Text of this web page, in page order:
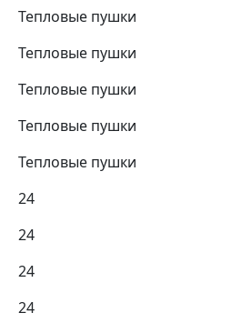
Тепловые пушки
Тепловые пушки
Тепловые пушки
Тепловые пушки
Тепловые пушки
24
24
24
24